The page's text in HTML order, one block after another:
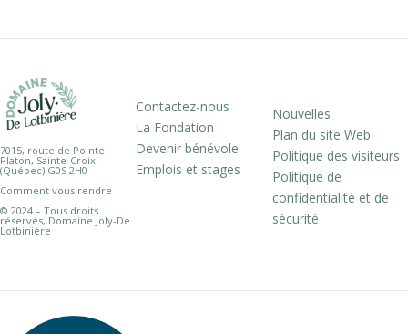
7015, route de Pointe
Platon, Sainte-Croix
(Québec) G0S 2H0
Comment vous rendre
© 2024 – Tous droits
réservés, Domaine Joly-De
Lotbinière
Contactez-nous
La Fondation
Devenir bénévole
Emplois et stages
Nouvelles
Plan du site Web
Politique des visiteurs
Politique de
confidentialité et de
sécurité